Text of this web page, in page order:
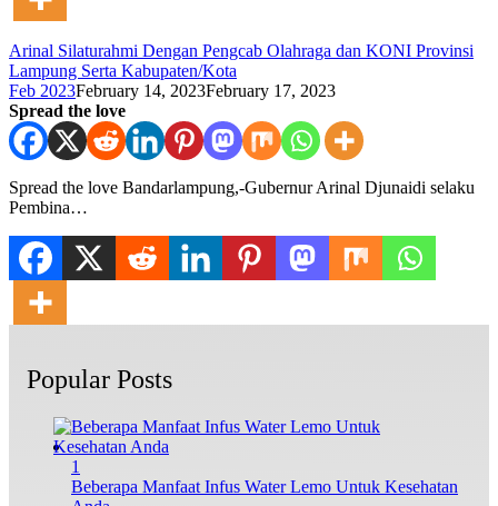
Arinal Silaturahmi Dengan Pengcab Olahraga dan KONI Provinsi
Lampung Serta Kabupaten/Kota
Feb 2023February 14, 2023February 17, 2023
Spread the love
Spread the love Bandarlampung,-Gubernur Arinal Djunaidi selaku
Pembina…
Popular Posts
1
Beberapa Manfaat Infus Water Lemo Untuk Kesehatan